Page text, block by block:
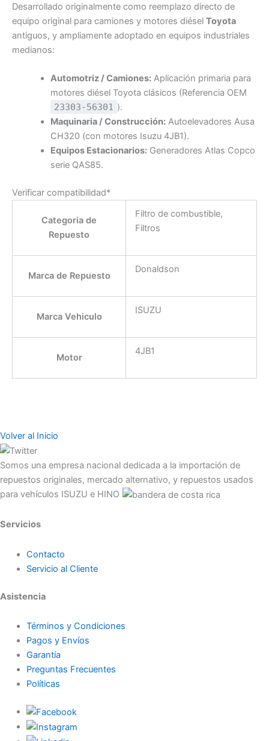
Desarrollado originalmente como reemplazo directo de
equipo original para camiones y motores diésel Toyota
antiguos, y ampliamente adoptado en equipos industriales
medianos:
Automotriz / Camiones:Aplicación primaria para
motores diésel Toyota clásicos (Referencia OEM
23303-56301 ).
Maquinaria / Construcción:Autoelevadores Ausa
CH320 (con motores Isuzu 4JB1).
Equipos Estacionarios:Generadores Atlas Copco
serie QAS85.
Verificar compatibilidad*
Categoria de
Repuesto
Filtro de combustible,
Filtros
Marca de Repuesto
Donaldson
Marca Vehiculo
ISUZU
Motor
4JB1
Volver al Inicio
Somos una empresa nacional dedicada a la importación de
repuestos originales, mercado alternativo, y repuestos usados
para vehículos ISUZU e HINO
Servicios
Contacto
Servicio al Cliente
Asistencia
Términos y Condiciones
Pagos y Envíos
Garantía
Preguntas Frecuentes
Políticas